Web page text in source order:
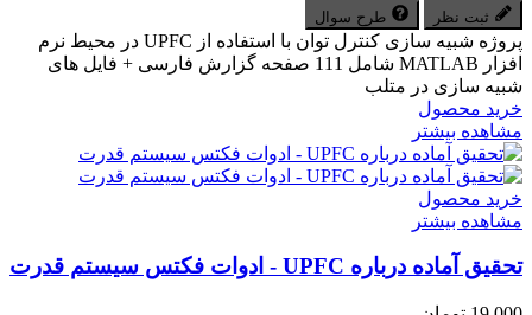
ثبت نظر طرح سوال
پروژه شبیه سازی کنترل توان با استفاده از UPFC در محیط نرم
افزار MATLAB شامل 111 صفحه گزارش فارسی + فایل های
شبیه سازی در متلب
خرید محصول
مشاهده بیشتر
خرید محصول
مشاهده بیشتر
تحقیق آماده درباره UPFC - ادوات فکتس سیستم قدرت